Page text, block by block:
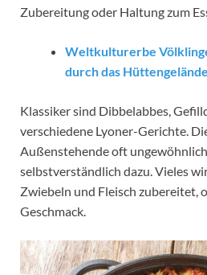
Zubereitung oder Haltung zum
Weltkulturerbe
durch das Hüttengelände
Klassiker sind Dibbelabbes,
verschiedene Lyoner-Gerichte.
Außenstehende oft
selbstverständlich dazu. Vieles
Zwiebeln und Fleisch zubereitet,
Geschmack.